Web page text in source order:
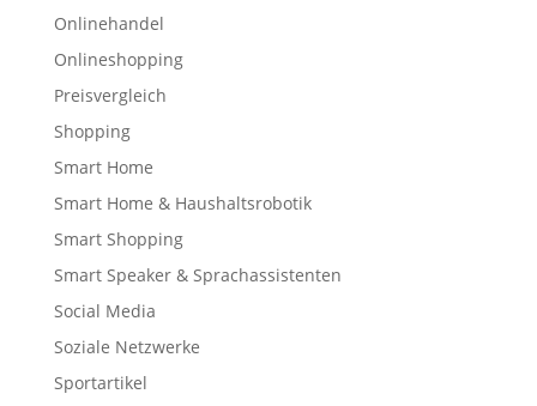
Onlinehandel
Onlineshopping
Preisvergleich
Shopping
Smart Home
Smart Home & Haushaltsrobotik
Smart Shopping
Smart Speaker & Sprachassistenten
Social Media
Soziale Netzwerke
Sportartikel